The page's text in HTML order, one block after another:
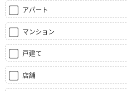
アパート
マンション
戸建て
店舗